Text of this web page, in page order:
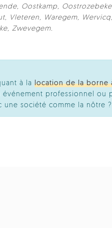
, Oostkamp, Oostrozebeke
, Vleteren, Waregem, Wervicq,
, Zwevegem.
à la location de la borne
événement professionnel
société comme la nôtre ?